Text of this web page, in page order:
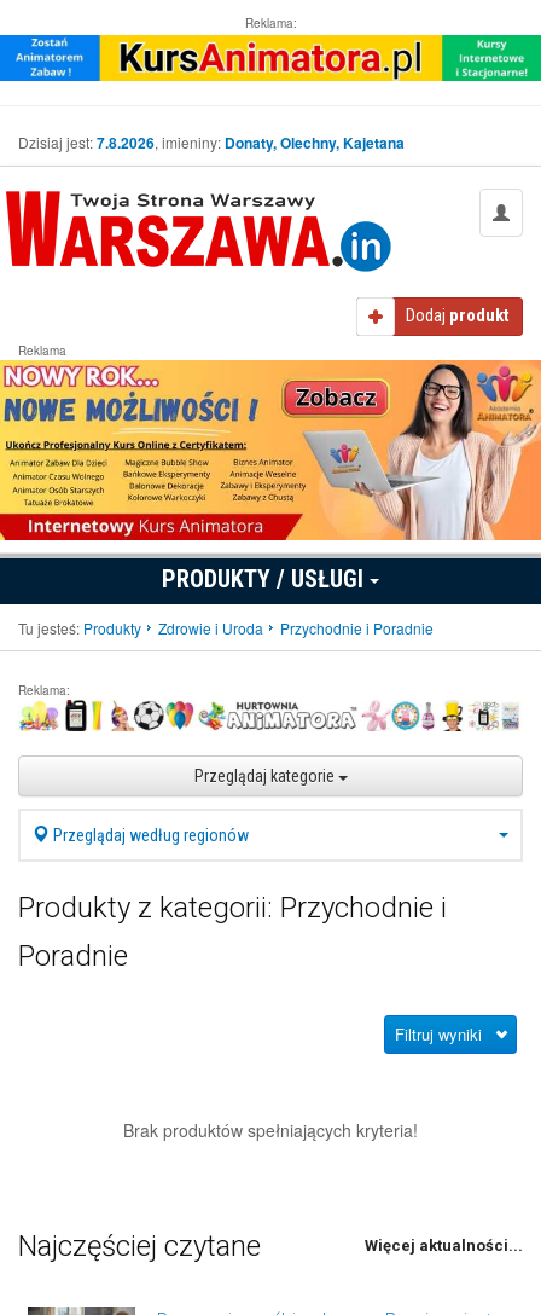
Reklama:
Dzisiaj jest:7.8.2026, imieniny: Donaty, Olechny, Kajetana
Dodaj produkt
Reklama
PRODUKTY / USŁUGI
Tu jesteś: Produkty Zdrowie i Uroda Przychodnie i Poradnie
Reklama:
Przeglądaj kategorie
Przeglądaj według regionów
Produkty z kategorii: Przychodnie i
Poradnie
Filtruj wyniki
Brak produktów spełniających kryteria!
Najczęściej czytane Więcej aktualności...